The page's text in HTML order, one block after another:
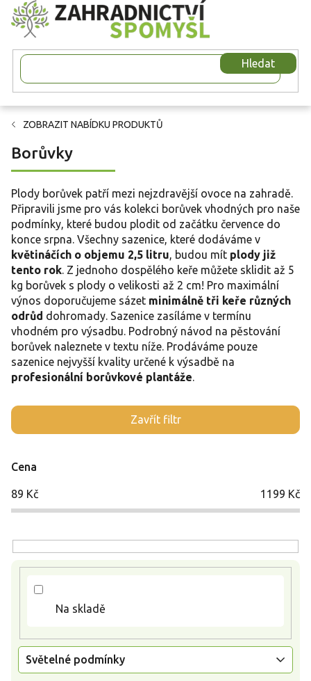
Přejít
na
obsah
Hledat
ZOBRAZIT NABÍDKU PRODUKTŮ
Borůvky
Plody borůvek patří mezi nejzdravější ovoce na zahradě.
Připravili jsme pro vás kolekci borůvek vhodných pro naše
podmínky, které budou plodit od začátku července do
konce srpna. Všechny sazenice, které dodáváme v
květináčích o objemu 2,5 litru , budou mít plody již
tento rok . Z jednoho dospělého keře můžete sklidit až 5
kg borůvek s plody o velikosti až 2 cm! Pro maximální
výnos doporučujeme sázet minimálně tři keře různých
odrůd dohromady. Sazenice zasíláme v termínu
vhodném pro výsadbu. Podrobný návod na pěstování
borůvek naleznete v textu níže. Prodáváme pouze
sazenice nejvyšší kvality určené k výsadbě na
profesionální borůvkové plantáže
Zavřít filtr
Cena
89 Kč 1199 Kč
Na skladě
Světelné podmínky
V
ý
s
p
u